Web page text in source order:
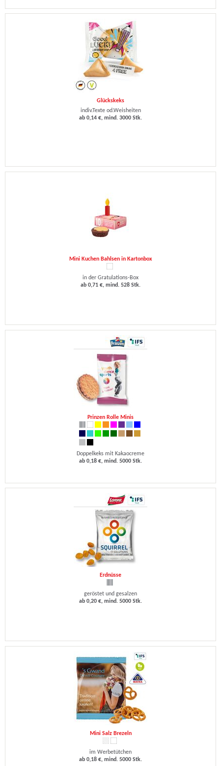
Glückskeks
indiv.Texte od.Weisheiten
ab 0,14 €, mind. 3000 Stk.
Mini Kuchen Bahlsen in Kartonbox
in der Gratulations-Box
ab 0,71 €, mind. 528 Stk.
Prinzen Rolle Minis
Doppelkeks mit Kakaocreme
ab 0,18 €, mind. 5000 Stk.
Erdnüsse
geröstet und gesalzen
ab 0,20 €, mind. 5000 Stk.
Mini Salz Brezeln
im Werbetütchen
ab 0,18 €, mind. 5000 Stk.